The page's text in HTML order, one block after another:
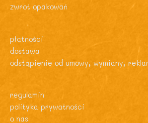
zwrot opakowań
płatności
dostawa
odstąpienie od umowy, wymiany,
regulamin
polityka prywatności
o nas